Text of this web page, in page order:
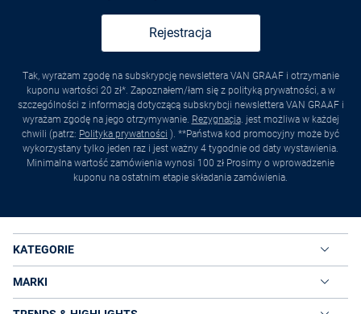
Rejestracja
Tak, wyrażam zgodę na subskrypcję newslettera VAN GRAAF i otrzymanie
kuponu wartości 20 zł*. Zapoznałem/łam się z polityką prywatności, a w
szczególności z informacją dotyczącą subskrybcji newslettera VAN GRAAF i
wyrażam zgodę na jego otrzymywanie. Rezygnacja. jest możliwa w każdej
chwili (patrz: Polityka prywatności ). **Państwa kod promocyjny może być
wykorzystany tylko jeden raz i jest ważny 4 tygodnie od daty wystawienia.
Minimalna wartość zamówienia wynosi 100 zł Prosimy o wprowadzenie
kuponu na ostatnim etapie składania zamówienia.
KATEGORIE
MARKI